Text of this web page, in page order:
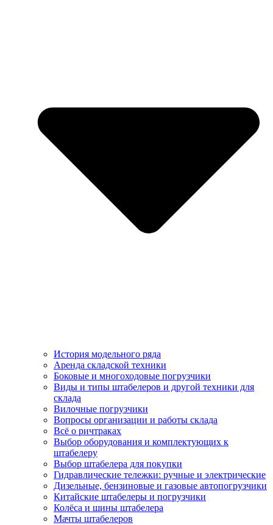
История модельного ряда
Аренда складской техники
Боковые и многоходовые погрузчики
Виды и типы штабелеров и другой техники для
склада
Вилочные погрузчики
Вопросы организации и работы склада
Всё о ричтраках
Выбор оборудования и комплектующих к
штабелеру
Выбор штабелера для покупки
Гидравлические тележки: ручные и электрические
Дизельные, бензиновые и газовые автопогрузчики
Китайские штабелеры и погрузчики
Колёса и шины штабелера
Мачты штабелеров